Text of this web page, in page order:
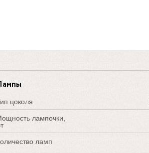
цоколя
лампочки,
ламп